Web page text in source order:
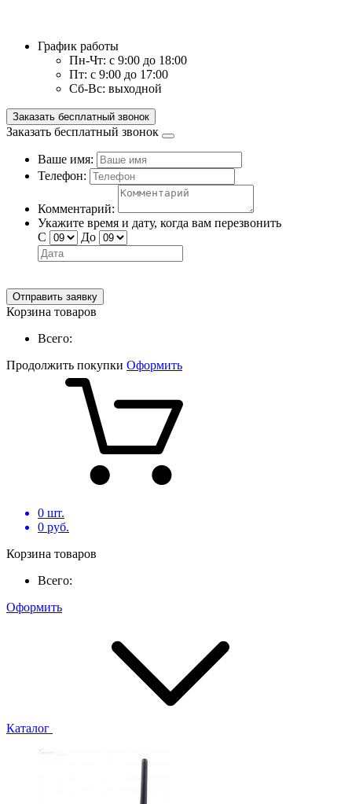
График работы
Пн-Чт: с 9:00 до 18:00
Пт: с 9:00 до 17:00
Сб-Вс: выходной
Заказать бесплатный звонок
Заказать бесплатный звонок
Ваше имя:
Телефон:
Комментарий:
Укажите время и дату, когда вам перезвонить
С
До
Отправить заявку
Корзина товаров
Всего:
Продолжить покупки Оформить
0 шт.
0 руб.
Корзина товаров
Всего:
Оформить
Каталог